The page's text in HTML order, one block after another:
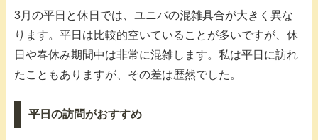
3月の平日と休日では、ユニバの混雑具合が大きく異な
ります。平日は比較的空いていることが多いですが、休
日や春休み期間中は非常に混雑します。私は平日に訪れ
たこともありますが、その差は歴然でした。
平日の訪問がおすすめ